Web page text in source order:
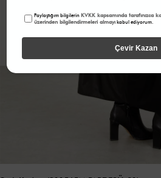
Paylaştığım bilgilerinKVKK kapsamında tarafınızca
üzerinden bilgilendirmeleri almayı kabul ediyorum.
Çevir Kazan